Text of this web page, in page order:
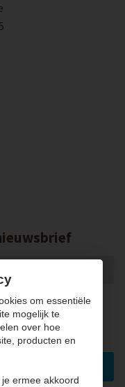
gegevens te
in onze
om essentiële
mogelijk te
over hoe
producten en
je ermee akkoord